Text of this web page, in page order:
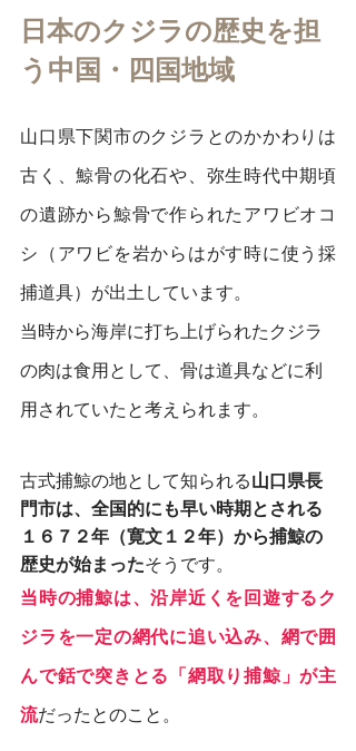
日本のクジラの歴史を担
う中国・四国地域
山口県下関市のクジラとのかかわりは
古く、鯨骨の化石や、弥生時代中期頃
の遺跡から鯨骨で作られたアワビオコ
シ（アワビを岩からはがす時に使う採
捕道具）が出土しています。
当時から海岸に打ち上げられたクジラ
の肉は食用として、骨は道具などに利
用されていたと考えられます。
古式捕鯨の地として知られる山口県長
門市は、全国的にも早い時期とされる
１６７２年（寛文１２年）から捕鯨の
歴史が始まったそうです。
当時の捕鯨は、沿岸近くを回遊するク
ジラを一定の網代に追い込み、網で囲
んで銛で突きとる「網取り捕鯨」が主
流だったとのこと。